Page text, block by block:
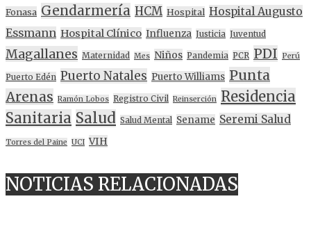
Fonasa Gendarmería HCM Hospital Hospital Augusto
Essmann Hospital Clínico Influenza Justicia Juventud
Magallanes Maternidad Mes Niños Pandemia PCR PDI Perú
Puerto Edén Puerto Natales Puerto Williams Punta
Arenas Ramón Lobos Registro Civil Reinserción Residencia
Sanitaria Salud Salud Mental Sename Seremi Salud
Torres del Paine UCI VIH
NOTICIAS RELACIONADAS